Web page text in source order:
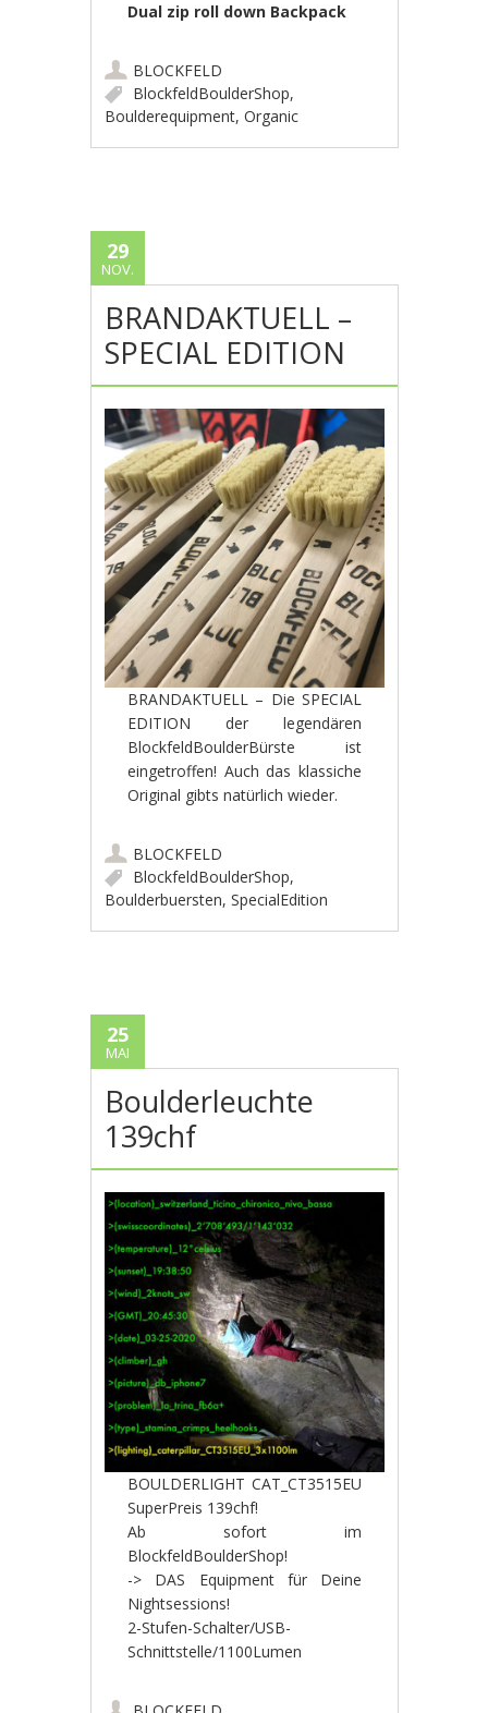
Dual zip roll down Backpack
BLOCKFELD
BlockfeldBoulderShop,
Boulderequipment,Organic
29
NOV.
BRANDAKTUELL –
SPECIAL EDITION
BRANDAKTUELL – Die SPECIAL
EDITION der legendären
BlockfeldBoulderBürste ist
eingetroffen! Auch das klassiche
Original gibts natürlich wieder.
BLOCKFELD
BlockfeldBoulderShop,
Boulderbuersten,SpecialEdition
25
MAI
Boulderleuchte
139chf
BOULDERLIGHT CAT_CT3515EU
SuperPreis 139chf!
Ab sofort im
BlockfeldBoulderShop!
-> DAS Equipment für Deine
Nightsessions!
2-Stufen-Schalter/USB-
Schnittstelle/1100Lumen